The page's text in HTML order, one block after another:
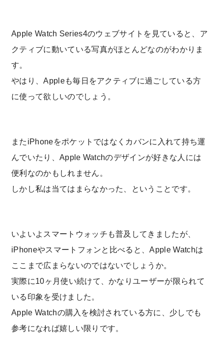
Apple Watch Series4のウェブサイトを見ていると、ア
クティブに動いている写真がほとんどなのがわかりま
す。
やはり、Appleも毎日をアクティブに過ごしている方
に使って欲しいのでしょう。
またiPhoneをポケットではなくカバンに入れて持ち運
んでいたり、Apple Watchのデザインが好きな人には
便利なのかもしれません。
しかし私は当てはまらなかった、ということです。
いよいよスマートウォッチも普及してきましたが、
iPhoneやスマートフォンと比べると、Apple Watchは
ここまで広まらないのではないでしょうか。
実際に10ヶ月使い続けて、かなりユーザーが限られて
いる印象を受けました。
Apple Watchの購入を検討されている方に、少しでも
参考になれば嬉しい限りです。